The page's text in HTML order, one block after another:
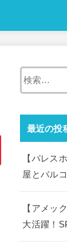
最近の投
【パレス
屋とバル
【アメッ
大活躍！